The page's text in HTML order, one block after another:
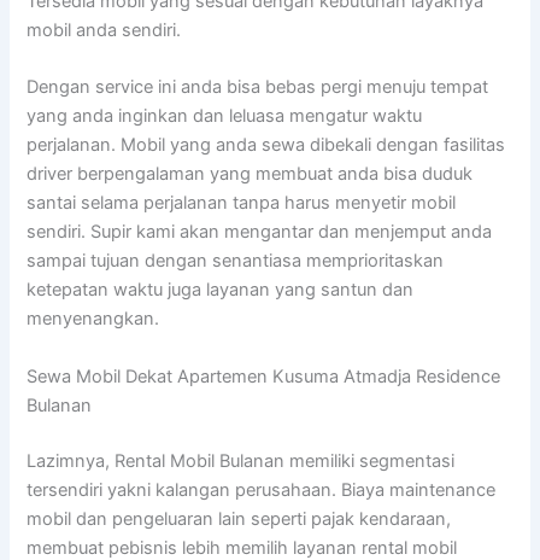
mobil anda sendiri.
Dengan service ini anda bisa bebas pergi menuju tempat
yang anda inginkan dan leluasa mengatur waktu
perjalanan. Mobil yang anda sewa dibekali dengan fasilitas
driver berpengalaman yang membuat anda bisa duduk
santai selama perjalanan tanpa harus menyetir mobil
sendiri. Supir kami akan mengantar dan menjemput anda
sampai tujuan dengan senantiasa memprioritaskan
ketepatan waktu juga layanan yang santun dan
menyenangkan.
Sewa Mobil Dekat Apartemen Kusuma Atmadja Residence
Bulanan
Lazimnya, Rental Mobil Bulanan memiliki segmentasi
tersendiri yakni kalangan perusahaan. Biaya maintenance
mobil dan pengeluaran lain seperti pajak kendaraan,
membuat pebisnis lebih memilih layanan rental mobil